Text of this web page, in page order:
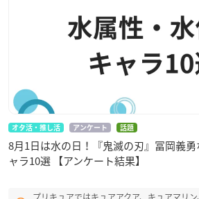
オタ活・推し活 アンケート 話題
8月1日は水の日！『鬼滅の刃』冨岡義
ャラ10選 【アンケート結果】